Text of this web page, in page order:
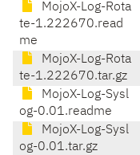
MojoX-Log-Rota
te-1.222670.read
me
MojoX-Log-Rota
te-1.222670.tar.gz
MojoX-Log-Sysl
og-0.01.readme
MojoX-Log-Sysl
og-0.01.tar.gz